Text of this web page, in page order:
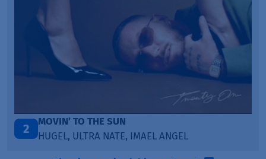
3
ITEPE ITEDE
SANAH